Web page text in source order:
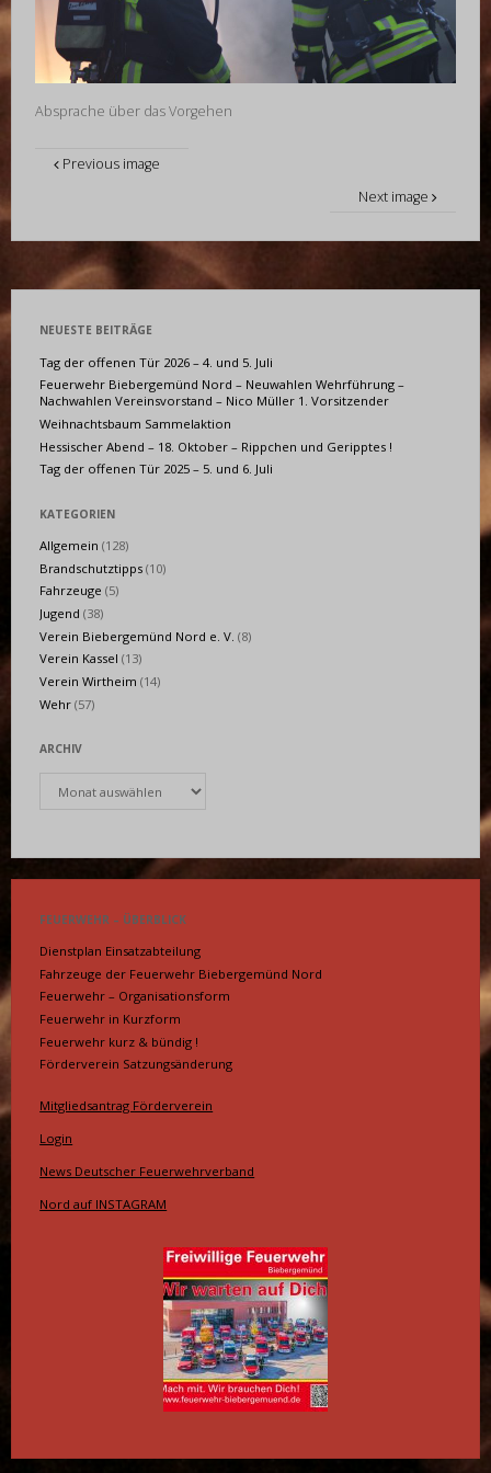
Absprache über das Vorgehen
Previous image
Next image
NEUESTE BEITRÄGE
Tag der offenen Tür 2026 – 4. und 5. Juli
Feuerwehr Biebergemünd Nord – Neuwahlen Wehrführung –
Nachwahlen Vereinsvorstand – Nico Müller 1. Vorsitzender
Weihnachtsbaum Sammelaktion
Hessischer Abend – 18. Oktober – Rippchen und Geripptes !
Tag der offenen Tür 2025 – 5. und 6. Juli
KATEGORIEN
Allgemein (128)
Brandschutztipps (10)
Fahrzeuge (5)
Jugend (38)
Verein Biebergemünd Nord e. V. (8)
Verein Kassel (13)
Verein Wirtheim (14)
Wehr (57)
ARCHIV
FEUERWEHR – ÜBERBLICK
Dienstplan Einsatzabteilung
Fahrzeuge der Feuerwehr Biebergemünd Nord
Feuerwehr – Organisationsform
Feuerwehr in Kurzform
Feuerwehr kurz & bündig !
Förderverein Satzungsänderung
Mitgliedsantrag Förderverein
Login
News Deutscher Feuerwehrverband
Nord auf INSTAGRAM